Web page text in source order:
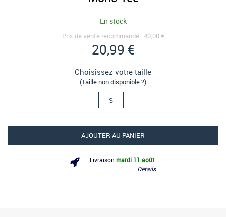
En stock
Prix de vente recommandé :40,00 €
20,99 €
Choisissez votre taille
(Taille non disponible ?)
S
AJOUTER AU PANIER
Livraison mardi 11 août
Détails